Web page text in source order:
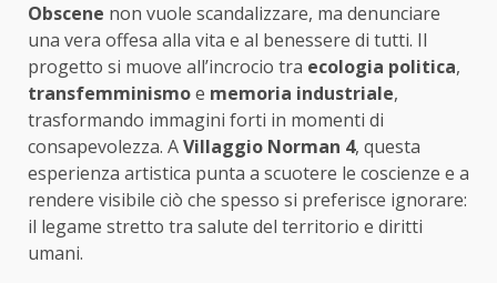
Obscene non vuole scandalizzare, ma denunciare
una vera offesa alla vita e al benessere di tutti. Il
progetto si muove all’incrocio tra ecologia politica,
transfemminismoe memoria industriale,
trasformando immagini forti in momenti di
consapevolezza. AVillaggio Norman 4, questa
esperienza artistica punta a scuotere le coscienze e a
rendere visibile ciò che spesso si preferisce ignorare:
il legame stretto tra salute del territorio e diritti
umani.